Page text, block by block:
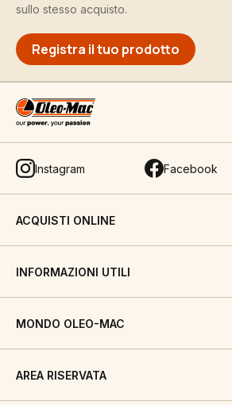
sullo stesso acquisto.
Registra il tuo prodotto
Instagram Facebook
ACQUISTI ONLINE
INFORMAZIONI UTILI
MONDO OLEO-MAC
AREA RISERVATA